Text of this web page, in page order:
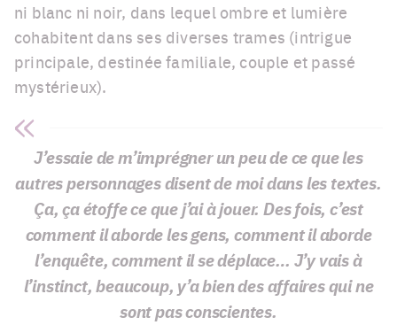
ni blanc ni noir, dans lequel ombre et lumière
cohabitent dans ses diverses trames (intrigue
principale, destinée familiale, couple et passé
mystérieux).
J’essaie de m’imprégner un peu de ce que les
autres personnages disent de moi dans les textes.
Ça, ça étoffe ce que j’ai à jouer. Des fois, c’est
comment il aborde les gens, comment il aborde
l’enquête, comment il se déplace… J’y vais à
l’instinct, beaucoup, y’a bien des affaires qui ne
sont pas conscientes.